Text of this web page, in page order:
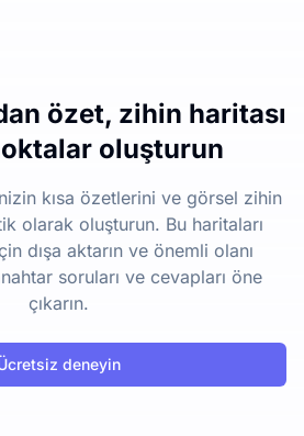
özet, zihin haritası
oluşturun
kısa özetlerini ve görsel zihin
olarak oluşturun. Bu haritaları
dışa aktarın ve önemli olanı
soruları ve cevapları öne
çıkarın.
deneyin